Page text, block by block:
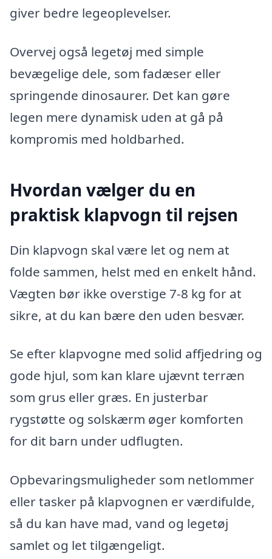
giver bedre legeoplevelser.
Overvej også legetøj med simple
bevægelige dele, som fadæser eller
springende dinosaurer. Det kan gøre
legen mere dynamisk uden at gå på
kompromis med holdbarhed.
Hvordan vælger du en
praktisk klapvogn til rejsen
Din klapvogn skal være let og nem at
folde sammen, helst med en enkelt hånd.
Vægten bør ikke overstige 7-8 kg for at
sikre, at du kan bære den uden besvær.
Se efter klapvogne med solid affjedring og
gode hjul, som kan klare ujævnt terræn
som grus eller græs. En justerbar
rygstøtte og solskærm øger komforten
for dit barn under udflugten.
Opbevaringsmuligheder som netlommer
eller tasker på klapvognen er værdifulde,
så du kan have mad, vand og legetøj
samlet og let tilgængeligt.